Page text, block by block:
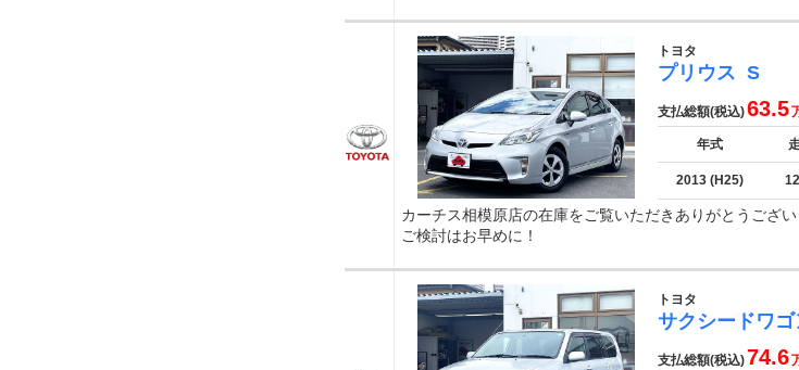
トヨタ
プリウス S
支払総額(税込)63.5
年式
2013 (H25)
カーチス相模原店の在庫をご覧いただきありがとうござ
ご検討はお早めに！
トヨタ
サクシードワゴ
支払総額(税込)74.6